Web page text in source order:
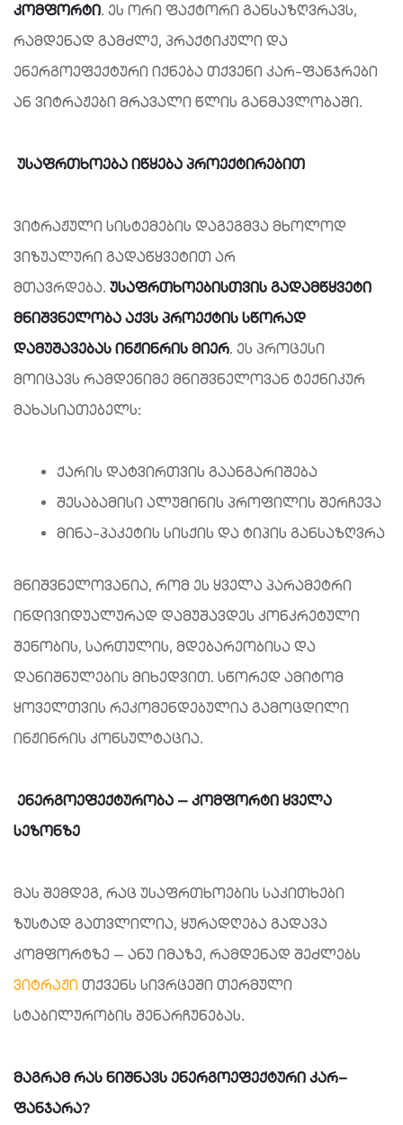
კომფორტი. ეს ორი ფაქტორი განსაზღვრავს,
რამდენად გამძლე, პრაქტიკული და
ენერგოეფექტური იქნება თქვენი კარ-ფანჯრები
ან ვიტრაჟები მრავალი წლის განმავლობაში.
უსაფრთხოება იწყება პროექტირებით
ვიტრაჟული სისტემების დაგეგმვა მხოლოდ
ვიზუალური გადაწყვეტით არ
მთავრდება. უსაფრთხოებისთვის გადამწყვეტი
მნიშვნელობა აქვს პროექტის სწორად
დამუშავებას ინჟინრის მიერ. ეს პროცესი
მოიცავს რამდენიმე მნიშვნელოვან ტექნიკურ
მახასიათებელს:
ქარის დატვირთვის გაანგარიშება
შესაბამისი ალუმინის პროფილის შერჩევა
მინა-პაკეტის სისქის და ტიპის განსაზღვრა
მნიშვნელოვანია, რომ ეს ყველა პარამეტრი
ინდივიდუალურად დამუშავდეს კონკრეტული
შენობის, სართულის, მდებარეობისა და
დანიშნულების მიხედვით. სწორედ ამიტომ
ყოველთვის რეკომენდებულია გამოცდილი
ინჟინრის კონსულტაცია.
ენერგოეფექტურობა — კომფორტი ყველა
სეზონზე
მას შემდეგ, რაც უსაფრთხოების საკითხები
ზუსტად გათვლილია, ყურადღება გადავა
კომფორტზე — ანუ იმაზე, რამდენად შეძლებს
ვიტრაჟი თქვენს სივრცეში თერმული
სტაბილურობის შენარჩუნებას.
მაგრამ რას ნიშნავს ენერგოეფექტური კარ–
ფანჯარა?